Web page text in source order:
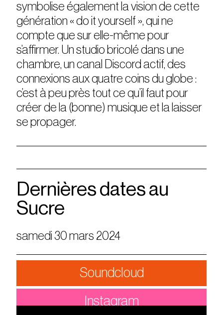
symbolise également la vision de cette
génération « do it yourself », qui ne
compte que sur elle-même pour
s’affirmer. Un studio bricolé dans une
chambre, un canal Discord actif, des
connexions aux quatre coins du globe :
c’est à peu près tout ce qu’il faut pour
créer de la (bonne) musique et la laisser
se propager.
Dernières dates au
Sucre
samedi 30 mars 2024
Soundcloud
Instagram